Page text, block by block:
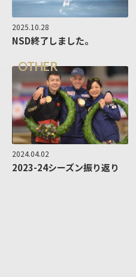
2025.10.28
NSD終了しました。
OTHER
2024.04.02
2023-24シーズン振り返り